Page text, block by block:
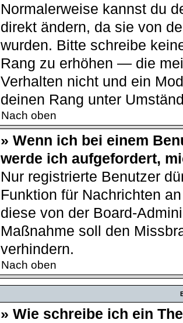
Normalerweise kannst du
direkt ändern, da sie von
wurden. Bitte schreibe
Rang zu erhöhen — die
Verhalten nicht und ein
deinen Rang unter
Nach oben
» Wenn ich bei einem
werde ich aufgefordert,
Nur registrierte Benutzer
Funktion für Nachrichten
diese von der Board-
Maßnahme soll den
verhindern.
Nach oben
» Wie schreibe ich ein